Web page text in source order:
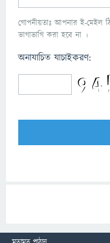
গোপনীয়তাঃ আপনার ই-মেইল
ভাগাভাগি করা হবে না ।
অনাযাচিত যাচাইকরণ: